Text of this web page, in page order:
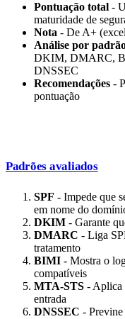
Pontuação total -
maturidade de
Nota - De A+
Análise por
DKIM, DMARC,
DNSSEC
Recomendações -
pontuação
Padrões avaliados
SPF - Impede que
em nome do
DKIM - Garante
DMARC - Liga
tratamento
BIMI - Mostra o
compatíveis
MTA-STS - Aplica
entrada
DNSSEC -